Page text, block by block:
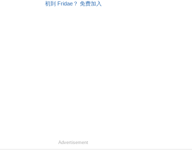
初到 Fridae？ 免费加入
Advertisement